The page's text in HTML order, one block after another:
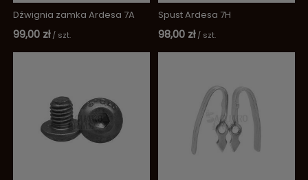
Dźwignia zamka Ardesa 7A
99,00 zł / szt.
Spust Ardesa 7H
98,00 zł / szt.